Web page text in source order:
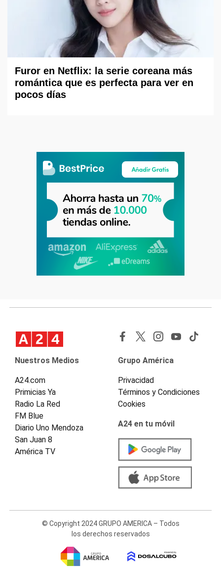
Furor en Netflix: la serie coreana más
romántica que es perfecta para ver en
pocos días
Nuestros Medios
A24.com
Primicias Ya
Radio La Red
FM Blue
Diario Uno Mendoza
San Juan 8
América TV
Grupo América
Privacidad
Términos y Condiciones
Cookies
A24 en tu móvil
© Copyright 2024 GRUPO AMERICA – Todos
los derechos reservados